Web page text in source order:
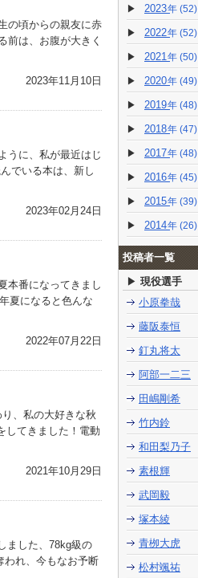
の頃からの親友に赤
前は、お腹が大きく
2023年11月10日
うに、私が最近はじ
でいる本は、新し
2023年02月24日
本番になってきまし
夏になると色んな
2022年07月22日
、私の大好きな秋
してきました！電動
2021年10月29日
ました、78kg級の
われ、今もなお予断
2023 (52)
2022 (52)
2021 (50)
2020 (49)
2019 (48)
2018 (47)
2017 (48)
2016 (45)
2015 (39)
2014 (26)
投稿者一覧
現役選手
小原拳哉
藤阪泰恒
釘丸将太
阿部一二三
田嶋剛希
竹内鈴
和田梨乃子
素根輝
武岡毅
塚本綾
青栁大虎
松村颯祐